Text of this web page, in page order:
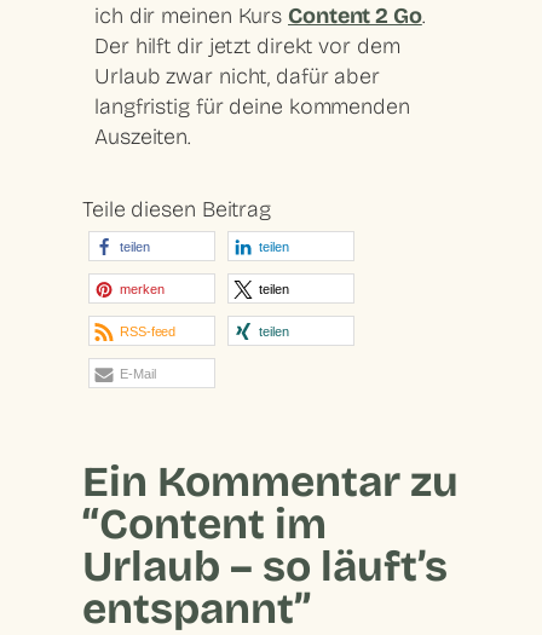
ich dir meinen Kurs Content 2 Go.
Der hilft dir jetzt direkt vor dem
Urlaub zwar nicht, dafür aber
langfristig für deine kommenden
Auszeiten.
Teile diesen Beitrag
teilen teilen
merken teilen
RSS-feed teilen
E-Mail
Ein Kommentar zu
“Content im
Urlaub – so läuft’s
entspannt”